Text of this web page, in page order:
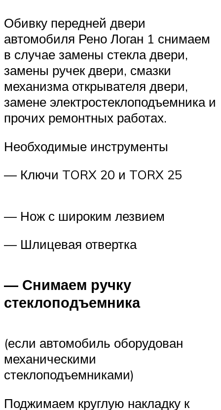
Обивку передней двери
автомобиля Рено Логан 1 снимаем
в случае замены стекла двери,
замены ручек двери, смазки
механизма открывателя двери,
замене электростеклоподъемника и
прочих ремонтных работах.
Необходимые инструменты
— Ключи TORX 20 и TORX 25
— Нож с широким лезвием
— Шлицевая отвертка
— Снимаем ручку
стеклоподъемника
(если автомобиль оборудован
механическими
стеклоподъемниками)
Поджимаем круглую накладку к